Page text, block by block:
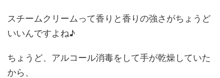
スチームクリームって香りと香りの強さがちょうど
いいんですよね♪
ちょうど、アルコール消毒をして手が乾燥していた
から、